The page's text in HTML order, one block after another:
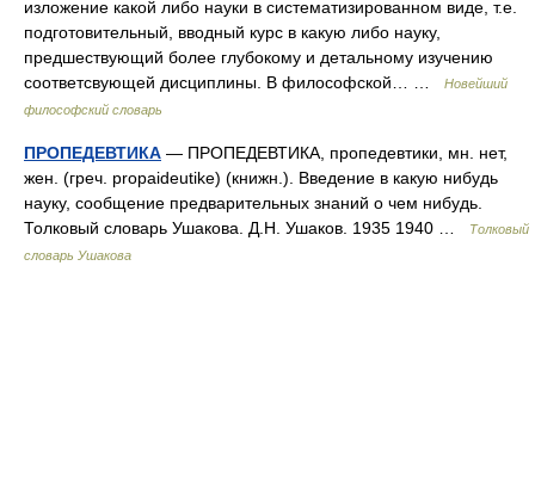
изложение какой либо науки в систематизированном виде, т.е.
подготовительный, вводный курс в какую либо науку,
предшествующий более глубокому и детальному изучению
соответсвующей дисциплины. В философской… …
Новейший
философский словарь
ПРОПЕДЕВТИКА — ПРОПЕДЕВТИКА, пропедевтики, мн. нет,
жен. (греч. propaideutike) (книжн.). Введение в какую нибудь
науку, сообщение предварительных знаний о чем нибудь.
Толковый словарь Ушакова. Д.Н. Ушаков. 1935 1940 …
Толковый
словарь Ушакова